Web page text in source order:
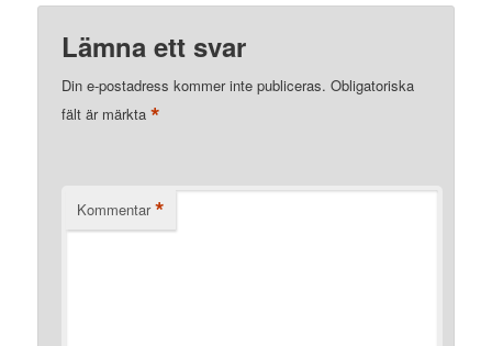
Lämna ett svar
Din e-postadress kommer inte publiceras. Obligatoriska
fält är märkta*
Kommentar *